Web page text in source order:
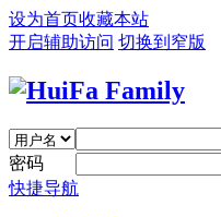
设为首页收藏本站
开启辅助访问 切换到窄版
密码
快捷导航